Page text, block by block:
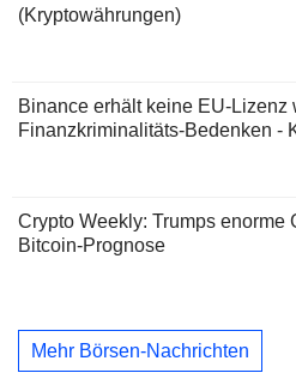
(Kryptowährungen)
Binance erhält keine EU-Lizenz
Finanzkriminalitäts-Bedenken -
Crypto Weekly: Trumps enorme
Bitcoin-Prognose
Mehr Börsen-Nachrichten